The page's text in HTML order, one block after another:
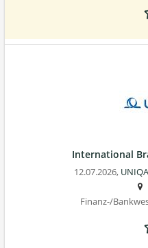
International
12.07.2026,
Finanz-/